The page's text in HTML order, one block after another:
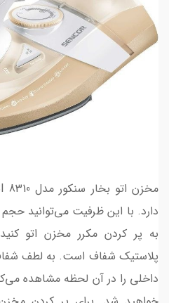
دارد. با این ظرفیت می‌توانید حجم
به پر کردن مکرر مخزن اتو
پلاستیک شفاف است. به لطف
داخلی را در آن لحظه مشاهده